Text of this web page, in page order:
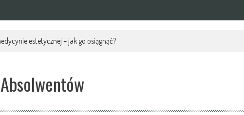
estetycznej – jak go osiągnąć?